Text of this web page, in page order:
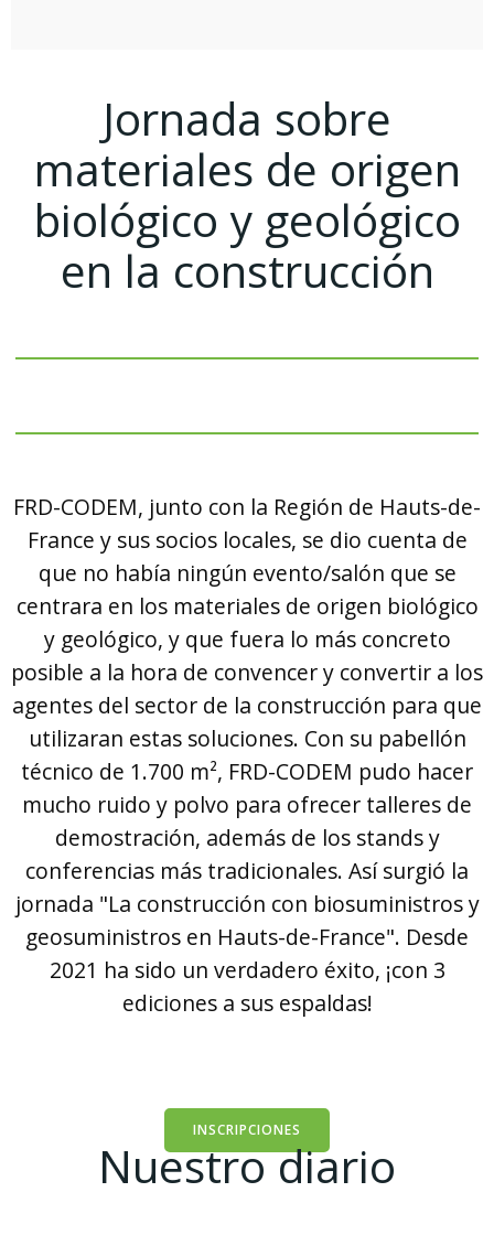
Jornada sobre
materiales de origen
biológico y geológico
en la construcción
FRD-CODEM, junto con la Región de Hauts-de-
France y sus socios locales, se dio cuenta de
que no había ningún evento/salón que se
centrara en los materiales de origen biológico
y geológico, y que fuera lo más concreto
posible a la hora de convencer y convertir a los
agentes del sector de la construcción para que
utilizaran estas soluciones. Con su pabellón
técnico de 1.700 m², FRD-CODEM pudo hacer
mucho ruido y polvo para ofrecer talleres de
demostración, además de los stands y
conferencias más tradicionales. Así surgió la
jornada "La construcción con biosuministros y
geosuministros en Hauts-de-France". Desde
2021 ha sido un verdadero éxito, ¡con 3
ediciones a sus espaldas!
INSCRIPCIONES
Nuestro diario